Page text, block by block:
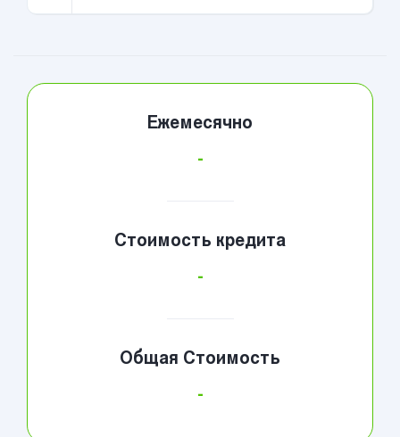
Ежемесячно
-
Стоимость кредита
-
Общая Стоимость
-